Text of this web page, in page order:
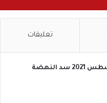
تعليقات
مقال شهر اغسطس 2021 سد النهضة